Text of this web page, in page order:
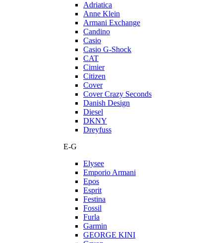
Adriatica
Anne Klein
Armani Exchange
Candino
Casio
Casio G-Shock
CAT
Cimier
Citizen
Cover
Cover Crazy Seconds
Danish Design
Diesel
DKNY
Dreyfuss
E-G
Elysee
Emporio Armani
Epos
Esprit
Festina
Fossil
Furla
Garmin
GEORGE KINI